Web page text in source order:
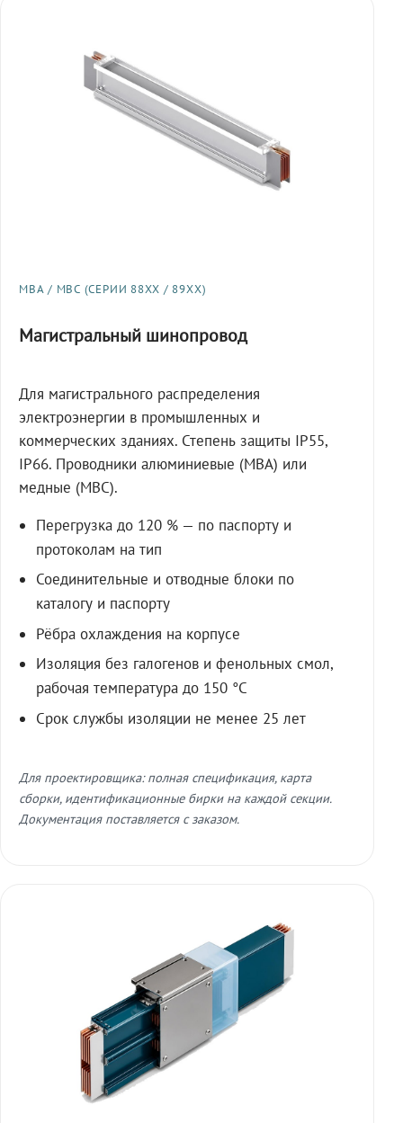
МВА / МВС (СЕРИИ 88XX / 89XX)
Магистральный шинопровод
Для магистрального распределения
электроэнергии в промышленных и
коммерческих зданиях. Степень защиты IP55,
IP66. Проводники алюминиевые (МВА) или
медные (МВС).
Перегрузка до 120 % — по паспорту и
протоколам на тип
Соединительные и отводные блоки по
каталогу и паспорту
Рёбра охлаждения на корпусе
Изоляция без галогенов и фенольных смол,
рабочая температура до 150 °C
Срок службы изоляции не менее 25 лет
Для проектировщика: полная спецификация, карта
сборки, идентификационные бирки на каждой секции.
Документация поставляется с заказом.